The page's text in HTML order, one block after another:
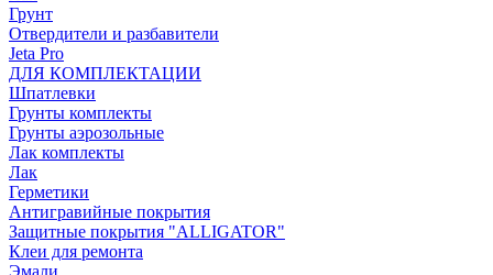
Грунт
Отвердители и разбавители
Jeta Pro
ДЛЯ КОМПЛЕКТАЦИИ
Шпатлевки
Грунты комплекты
Грунты аэрозольные
Лак комплекты
Лак
Герметики
Антигравийные покрытия
Защитные покрытия "ALLIGATOR"
Клеи для ремонта
Эмали